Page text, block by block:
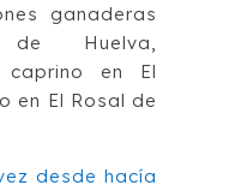
ganaderas
Huelva,
caprino en El
en El Rosal de
desde hacía